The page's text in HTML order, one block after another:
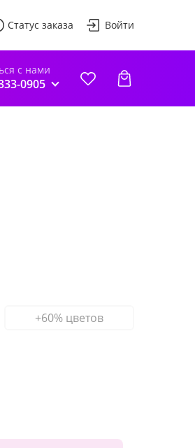
Статус заказа Войти
с нами
0905
+60% цветов